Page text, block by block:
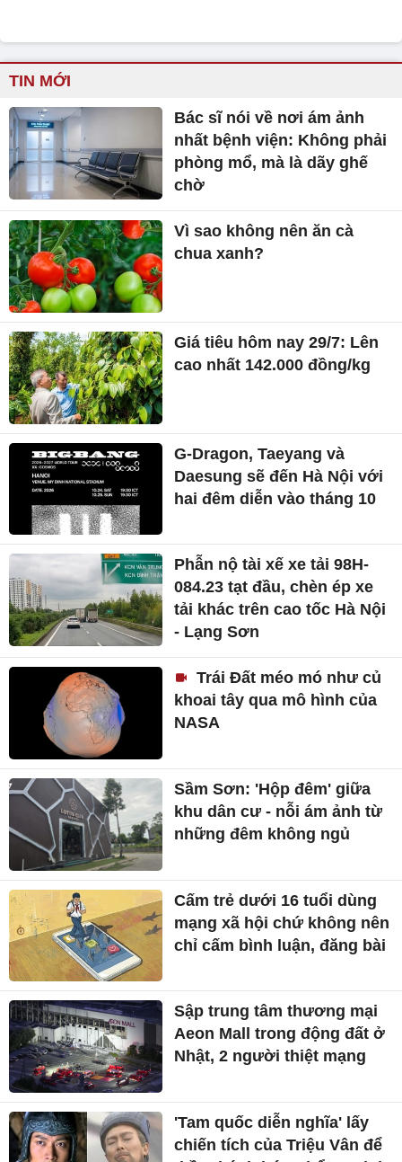
TIN MỚI
Bác sĩ nói về nơi ám ảnh
nhất bệnh viện: Không phải
phòng mổ, mà là dãy ghế
chờ
Vì sao không nên ăn cà
chua xanh?
Giá tiêu hôm nay 29/7: Lên
cao nhất 142.000 đồng/kg
G-Dragon, Taeyang và
Daesung sẽ đến Hà Nội với
hai đêm diễn vào tháng 10
Phẫn nộ tài xế xe tải 98H-
084.23 tạt đầu, chèn ép xe
tải khác trên cao tốc Hà Nội
- Lạng Sơn
Trái Đất méo mó như củ
khoai tây qua mô hình của
NASA
Sầm Sơn: 'Hộp đêm' giữa
khu dân cư - nỗi ám ảnh từ
những đêm không ngủ
Cấm trẻ dưới 16 tuổi dùng
mạng xã hội chứ không nên
chỉ cấm bình luận, đăng bài
Sập trung tâm thương mại
Aeon Mall trong động đất ở
Nhật, 2 người thiệt mạng
'Tam quốc diễn nghĩa' lấy
chiến tích của Triệu Vân để